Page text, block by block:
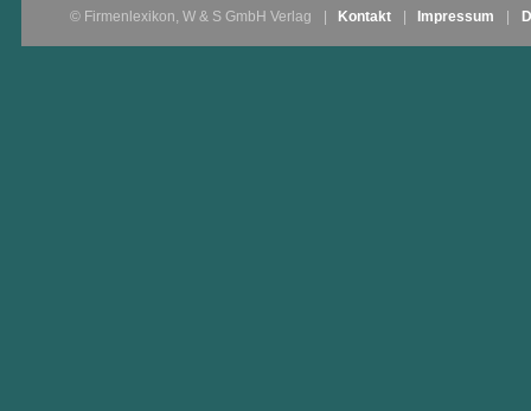
© Firmenlexikon, W & S GmbH Verlag Kontakt Impressum